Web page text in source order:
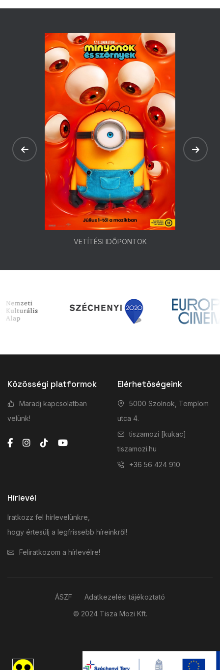
VETÍTÉSI IDŐPONTOK
Közösségi platformok
Maradj kapcsolatban
velünk!
Elérhetőségeink
5000 Szolnok, Templom
utca 4.
tiszamozi [kukac]
tiszamozi.hu
+36 56 424 910
Hírlevél
Iratkozz fel hírlevelünkre,
hogy értesülj a legfrissebb híreinkről!
Feliratkozom a hírlevélre!
© 2024 Tisza Mozi Kft.
ÁSZF Adatkezelési tájékoztató